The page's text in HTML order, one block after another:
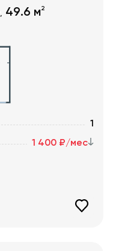
, 49.6 м2
1
1 400 ₽/мес